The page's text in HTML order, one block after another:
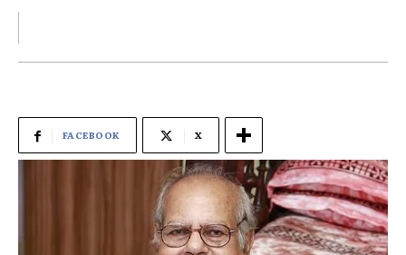
FACEBOOK X